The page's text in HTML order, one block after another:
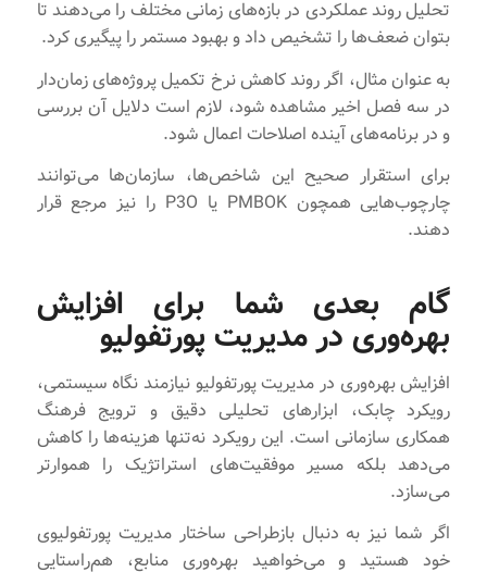
تحلیل روند عملکردی در بازه‌های زمانی مختلف را می‌دهند تا
بتوان ضعف‌ها را تشخیص داد و بهبود مستمر را پیگیری کرد.
به عنوان مثال، اگر روند کاهش نرخ تکمیل پروژه‌های زمان‌دار
در سه فصل اخیر مشاهده شود، لازم است دلایل آن بررسی
و در برنامه‌های آینده اصلاحات اعمال شود.
برای استقرار صحیح این شاخص‌ها، سازمان‌ها می‌توانند
چارچوب‌هایی همچون PMBOK یا P3O را نیز مرجع قرار
دهند.
گام بعدی شما برای افزایش
بهره‌وری در مدیریت پورتفولیو
افزایش بهره‌وری در مدیریت پورتفولیو نیازمند نگاه سیستمی،
رویکرد چابک، ابزارهای تحلیلی دقیق و ترویج فرهنگ
همکاری سازمانی است. این رویکرد نه‌تنها هزینه‌ها را کاهش
می‌دهد بلکه مسیر موفقیت‌های استراتژیک را هموارتر
می‌سازد.
اگر شما نیز به دنبال بازطراحی ساختار مدیریت پورتفولیوی
خود هستید و می‌خواهید بهره‌وری منابع، هم‌راستایی